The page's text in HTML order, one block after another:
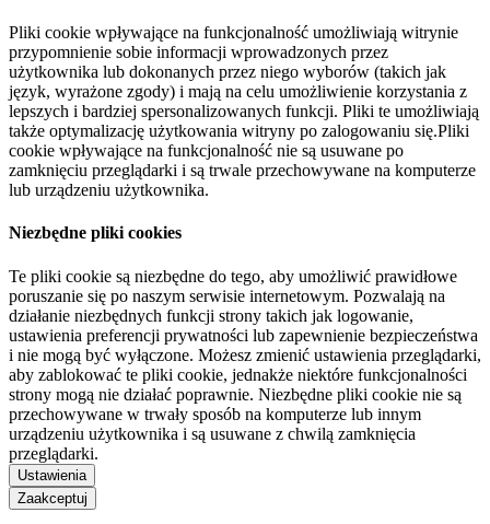
Pliki cookie wpływające na funkcjonalność umożliwiają witrynie
przypomnienie sobie informacji wprowadzonych przez
użytkownika lub dokonanych przez niego wyborów (takich jak
język, wyrażone zgody) i mają na celu umożliwienie korzystania z
lepszych i bardziej spersonalizowanych funkcji. Pliki te umożliwiają
także optymalizację użytkowania witryny po zalogowaniu się.Pliki
cookie wpływające na funkcjonalność nie są usuwane po
zamknięciu przeglądarki i są trwale przechowywane na komputerze
lub urządzeniu użytkownika.
Niezbędne pliki cookies
Te pliki cookie są niezbędne do tego, aby umożliwić prawidłowe
poruszanie się po naszym serwisie internetowym. Pozwalają na
działanie niezbędnych funkcji strony takich jak logowanie,
ustawienia preferencji prywatności lub zapewnienie bezpieczeństwa
i nie mogą być wyłączone. Możesz zmienić ustawienia przeglądarki,
aby zablokować te pliki cookie, jednakże niektóre funkcjonalności
strony mogą nie działać poprawnie. Niezbędne pliki cookie nie są
przechowywane w trwały sposób na komputerze lub innym
urządzeniu użytkownika i są usuwane z chwilą zamknięcia
przeglądarki.
Ustawienia
Zaakceptuj